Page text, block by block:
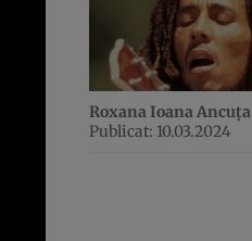
Roxana Ioana Ancuța
Publicat: 10.03.2024